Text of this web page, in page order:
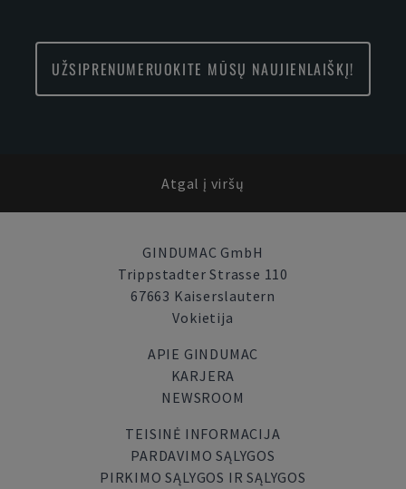
UŽSIPRENUMERUOKITE MŪSŲ NAUJIENLAIŠKĮ!
Atgal į viršų
GINDUMAC GmbH
Trippstadter Strasse 110
67663 Kaiserslautern
Vokietija
APIE GINDUMAC
KARJERA
NEWSROOM
TEISINĖ INFORMACIJA
PARDAVIMO SĄLYGOS
PIRKIMO SĄLYGOS IR SĄLYGOS